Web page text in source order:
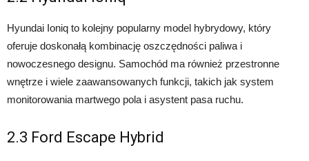
Hyundai Ioniq to kolejny popularny model hybrydowy, który
oferuje doskonałą kombinację oszczędności paliwa i
nowoczesnego designu. Samochód ma również przestronne
wnętrze i wiele zaawansowanych funkcji, takich jak system
monitorowania martwego pola i asystent pasa ruchu.
2.3 Ford Escape Hybrid